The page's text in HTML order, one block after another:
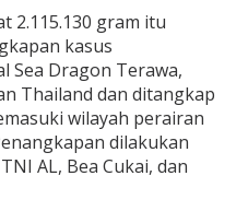
2.115.130 gram itu
kasus
Sea Dragon Terawa,
Thailand dan ditangkap
wilayah perairan
dilakukan
AL, Bea Cukai, dan